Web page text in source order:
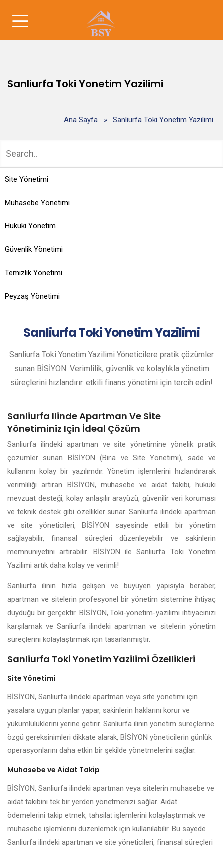
Sanliurfa Toki Yonetim Yazilimi
Ana Sayfa » Sanliurfa Toki Yonetim Yazilimi
Site Yönetimi
Muhasebe Yönetimi
Hukuki Yönetim
Güvenlik Yönetimi
Temizlik Yönetimi
Peyzaş Yönetimi
SanliurfaToki Yonetim Yazilimi
Sanliurfa Toki Yonetim Yazilimi Yöneticilere pratik çözümler
sunan BİSİYON. Verimlilik, güvenlik ve kolaylıkla yönetim
süreçlerini hızlandırır. etkili finans yönetimi için tercih edin!
Sanliurfa Ilinde Apartman Ve Site
Yönetiminiz Için İdeal Çözüm
Sanliurfa ilindeki apartman ve site yönetimine yönelik pratik
çözümler sunan BİSİYON (Bina ve Site Yönetimi), sade ve
kullanımı kolay bir yazılımdır. Yönetim işlemlerini hızlandırarak
verimliliği artıran BİSİYON, muhasebe ve aidat takibi, hukuki
mevzuat desteği, kolay anlaşılır arayüzü, güvenilir veri koruması
ve teknik destek gibi özellikler sunar. Sanliurfa ilindeki apartman
ve site yöneticileri, BİSİYON sayesinde etkili bir yönetim
sağlayabilir, finansal süreçleri düzenleyebilir ve sakinlerin
memnuniyetini artırabilir. BİSİYON ile Sanliurfa Toki Yonetim
Yazilimi artık daha kolay ve verimli!
Sanliurfa ilinin hızla gelişen ve büyüyen yapısıyla beraber,
apartman ve sitelerin profesyonel bir yönetim sistemine ihtiyaç
duyduğu bir gerçektir. BİSİYON, Toki-yonetim-yazilimi ihtiyacınızı
karşılamak ve Sanliurfa ilindeki apartman ve sitelerin yönetim
süreçlerini kolaylaştırmak için tasarlanmıştır.
Sanliurfa Toki Yonetim Yazilimi Özellikleri
Site Yönetimi
BİSİYON, Sanliurfa ilindeki apartman veya site yönetimi için
yasalara uygun planlar yapar, sakinlerin haklarını korur ve
yükümlülüklerini yerine getirir. Sanliurfa ilinin yönetim süreçlerine
özgü gereksinimleri dikkate alarak, BİSİYON yöneticilerin günlük
operasyonlarını daha etkin bir şekilde yönetmelerini sağlar.
Muhasebe ve Aidat Takip
BİSİYON, Sanliurfa ilindeki apartman veya sitelerin muhasebe ve
aidat takibini tek bir yerden yönetmenizi sağlar. Aidat
ödemelerini takip etmek, tahsilat işlemlerini kolaylaştırmak ve
muhasebe işlemlerini düzenlemek için kullanılabilir. Bu sayede
Sanliurfa ilindeki apartman ve site yöneticileri, finansal süreçleri